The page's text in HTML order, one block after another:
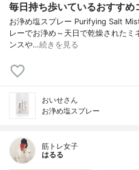
毎日持ち歩いているおすすめ
お浄め塩スプレー Purifying Salt
レーでお浄め～天日で乾燥された
ンスや…続きを見る
おいせさん
お浄め塩スプレー
筋トレ女子
はるる